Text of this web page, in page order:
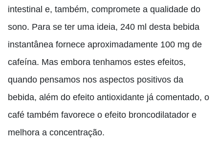
intestinal e, também, compromete a qualidade do
sono. Para se ter uma ideia, 240 ml desta bebida
instantânea fornece aproximadamente 100 mg de
cafeína. Mas embora tenhamos estes efeitos,
quando pensamos nos aspectos positivos da
bebida, além do efeito antioxidante já comentado, o
café também favorece o efeito broncodilatador e
melhora a concentração.